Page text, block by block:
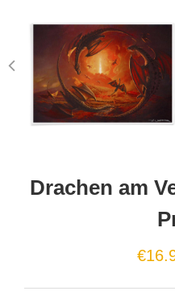
Drachen am